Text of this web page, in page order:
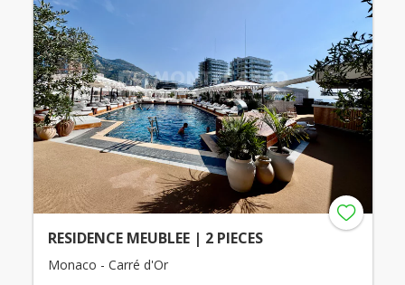
RESIDENCE MEUBLEE | 2 PIECES
Monaco - Carré d'Or